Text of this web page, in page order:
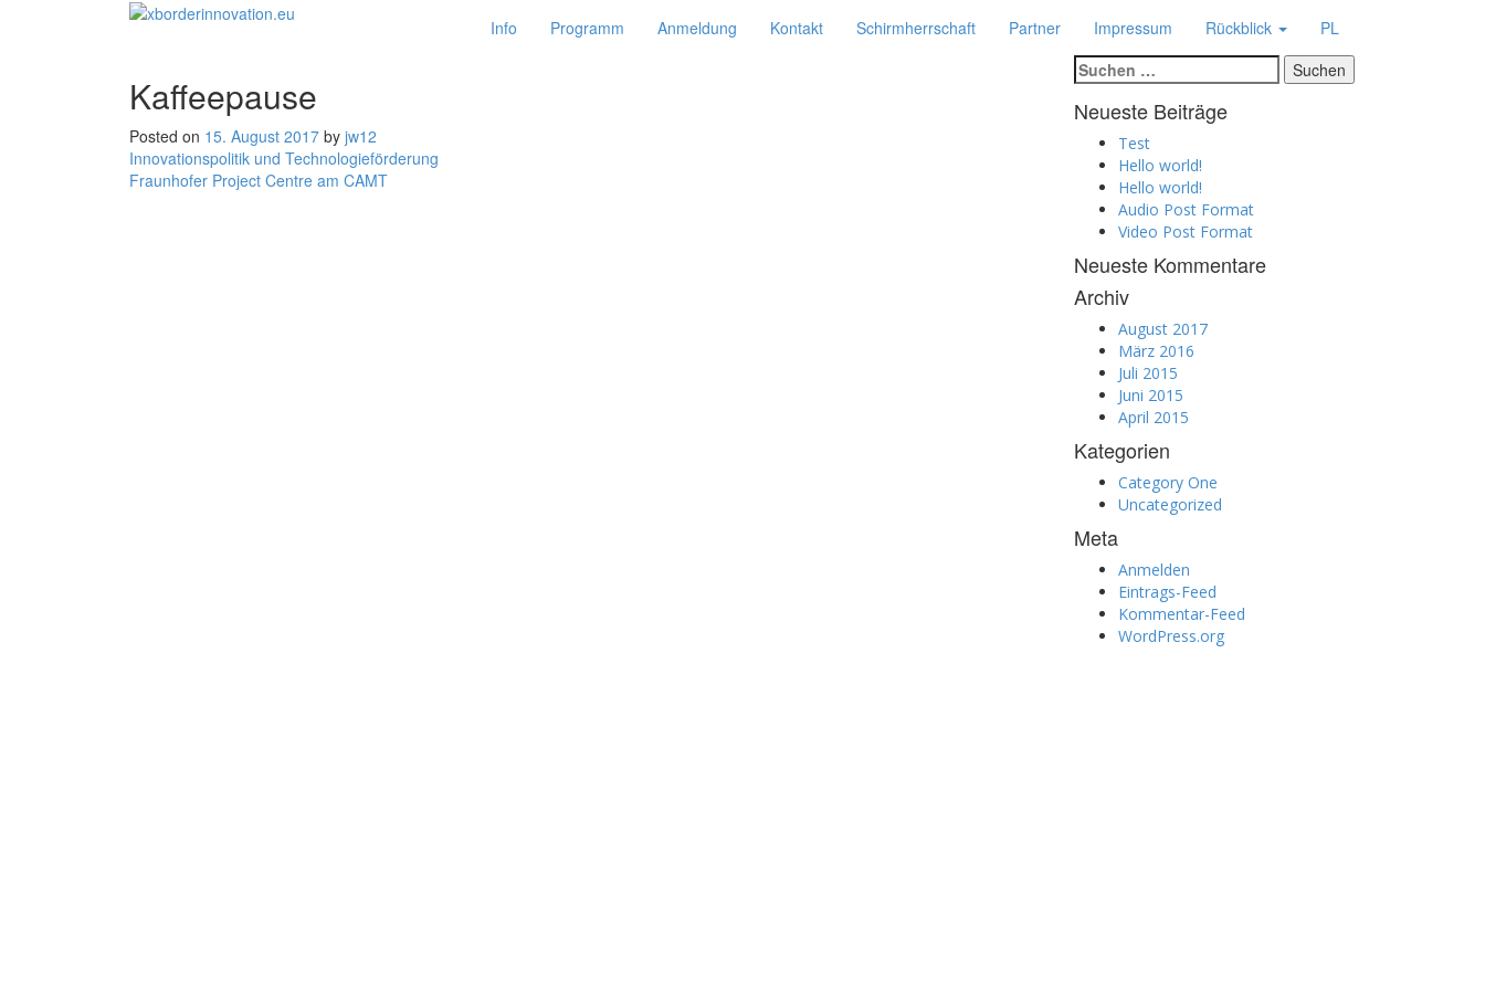
Info Programm Anmeldung Kontakt Schirmherrschaft Partner Impressum Rückblick PL
Kaffeepause
Posted on 15. August 2017 by jw12
Beitragsnavigation
Innovationspolitik und Technologieförderung
Fraunhofer Project Centre am CAMT
Suchen
nach:
Neueste Beiträge
Test
Hello world!
Hello world!
Audio Post Format
Video Post Format
Neueste Kommentare
Archiv
August 2017
März 2016
Juli 2015
Juni 2015
April 2015
Kategorien
Category One
Uncategorized
Meta
Anmelden
Eintrags-Feed
Kommentar-Feed
WordPress.org